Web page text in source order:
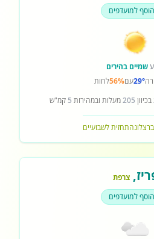
הוסף למועדפים
שמיים בהירים
29°עם56%לחות
בכיוון 205מעלות ובמהירות 5 קמ"ש
תחזית לשבועיים
,צרפת
הוסף למועדפים